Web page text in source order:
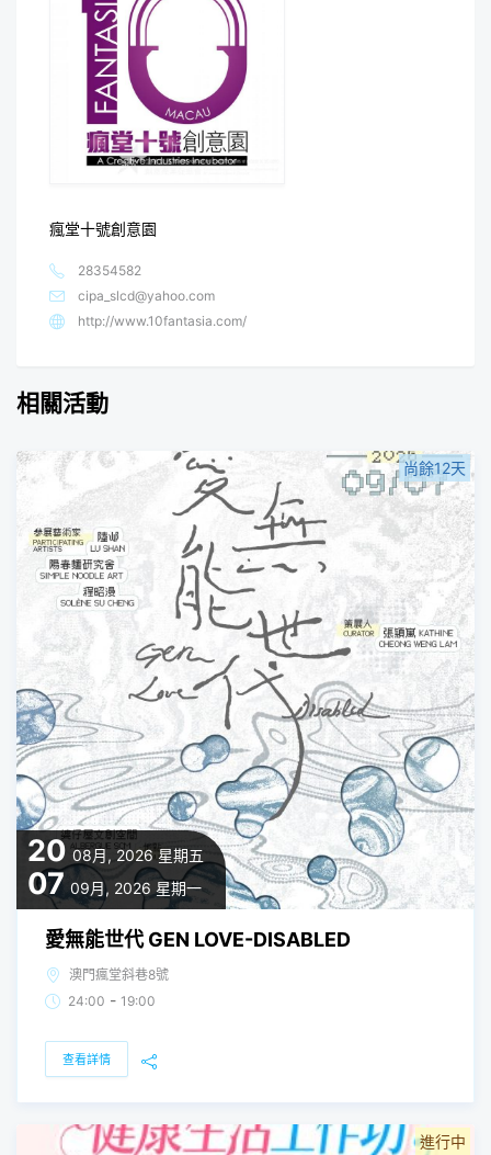
瘋堂十號創意園
28354582
cipa_slcd@yahoo.com
http://www.10fantasia.com/
相關活動
20 08月, 2026 星期五
07 09月, 2026 星期一
尚餘12天
愛無能世代 GEN LOVE-DISABLED
澳門瘋堂斜巷8號
24:00 - 19:00
查看詳情
進行中